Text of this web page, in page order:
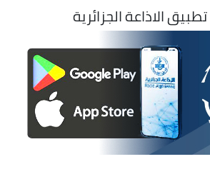
الاذاعة الجزائرية